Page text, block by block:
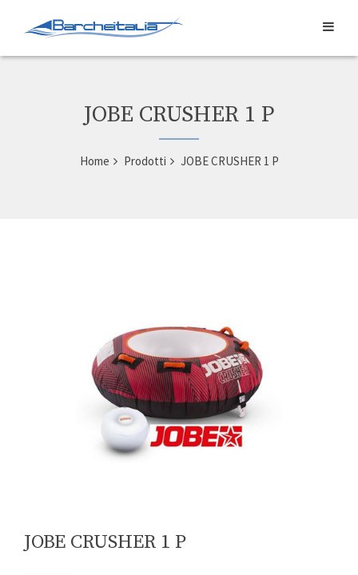
JOBE CRUSHER 1 P
Home Prodotti JOBE CRUSHER 1 P
JOBE CRUSHER 1 P